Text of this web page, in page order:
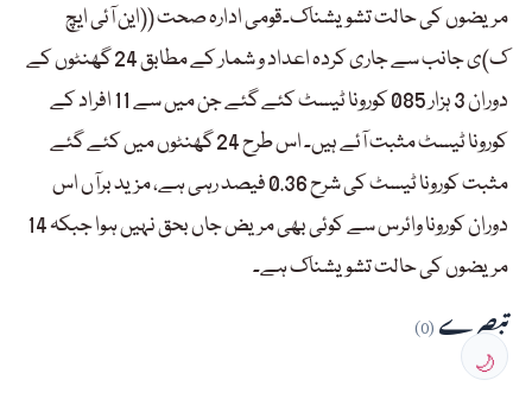
مریضوں کی حالت تشویشناک۔قومی ادارہ صحت ((این آئی ایچ
ک)ی جانب سے جاری کردہ اعداد و شمار کے مطابق 24 گھنٹوں کے
دوران 3 ہزار 085 کورونا ٹیسٹ کئے گئے جن میں سے 11 افراد کے
کورونا ٹیسٹ مثبت آئے ہیں۔ اس طرح 24 گھنٹوں میں کئے گئے
مثبت کورونا ٹیسٹ کی شرح 0.36 فیصد رہی ہے، مزید برآں اس
دوران کورونا وائرس سے کوئی بھی مریض جاں بحق نہیں ہوا جبکہ 14
مریضوں کی حالت تشویشناک ہے۔
تبصرے(0)
🌙